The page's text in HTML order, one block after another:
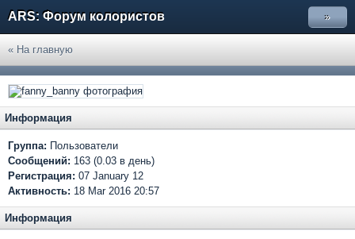
ARS: Форум колористов »
« На главную
Информация
Группа: Пользователи
Сообщений: 163 (0.03 в день)
Регистрация: 07 January 12
Активность: 18 Mar 2016 20:57
Информация